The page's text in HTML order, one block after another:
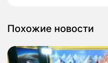
Похожие новости